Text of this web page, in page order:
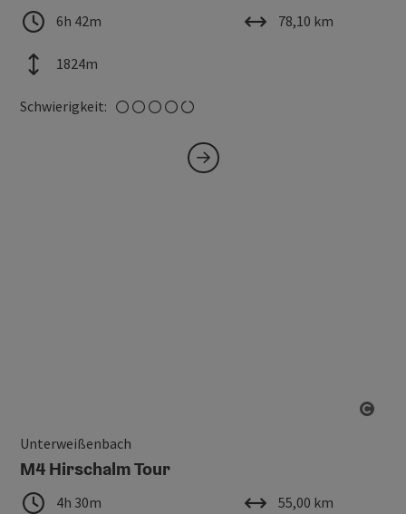
Dauer 6h 42m
Höhenmeter
1824m
Länge 78,10 km
Schwierigkeit: schwer
Unterweißenbach
M4 Hirschalm Tour
Dauer 4h 30m Länge55,00 km